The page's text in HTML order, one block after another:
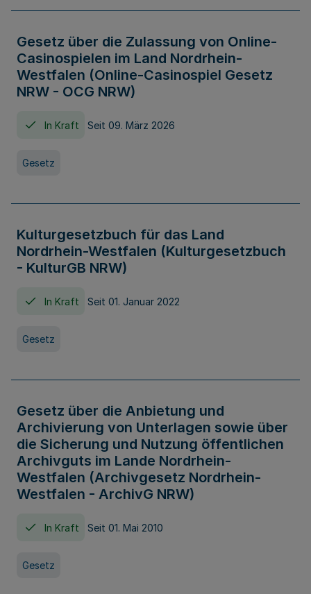
Gesetz über die Zulassung von Online-
Casinospielen im Land Nordrhein-
Westfalen (Online-Casinospiel Gesetz
NRW - OCG NRW)
In Kraft Seit 09. März 2026
Gesetz
Kulturgesetzbuch für das Land
Nordrhein-Westfalen (Kulturgesetzbuch
- KulturGB NRW)
In Kraft Seit 01. Januar 2022
Gesetz
Gesetz über die Anbietung und
Archivierung von Unterlagen sowie über
die Sicherung und Nutzung öffentlichen
Archivguts im Lande Nordrhein-
Westfalen (Archivgesetz Nordrhein-
Westfalen - ArchivG NRW)
In Kraft Seit 01. Mai 2010
Gesetz